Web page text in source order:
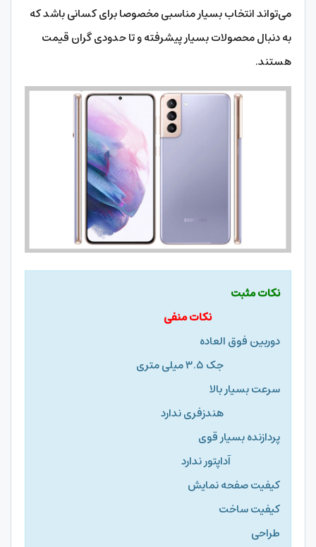
می‌تواند انتخاب بسیار مناسبی مخصوصا برای کسانی باشد که
به دنبال محصولات بسیار پیشرفته و تا حدودی گران‌ قیمت
هستند.
نکات مثبت
نکات منفی
دوربین فوق العاده
جک ۳.۵ میلی متری
سرعت بسیار بالا
هندزفری ندارد
پردازنده بسیار قوی
آداپتور ندارد
کیفیت صفحه نمایش
کیفیت ساخت
طراحی